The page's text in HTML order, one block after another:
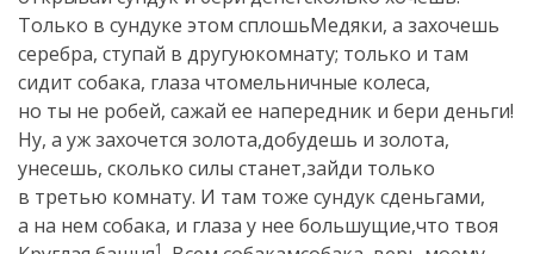
Только в сундуке этом сплошьМедяки, а захочешь
серебра, ступай в другуюкомнату; только и там
сидит собака, глаза чтомельничные колеса,
но ты не робей, сажай ее напередник и бери деньги!
Ну, а уж захочется золота,добудешь и золота,
унесешь, сколько силы станет,зайди только
в третью комнату. И там тоже сундук сденьгами,
а на нем собака, и глаза у нее большущие,что твоя
1